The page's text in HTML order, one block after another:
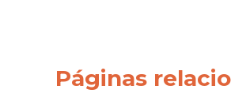
Páginas